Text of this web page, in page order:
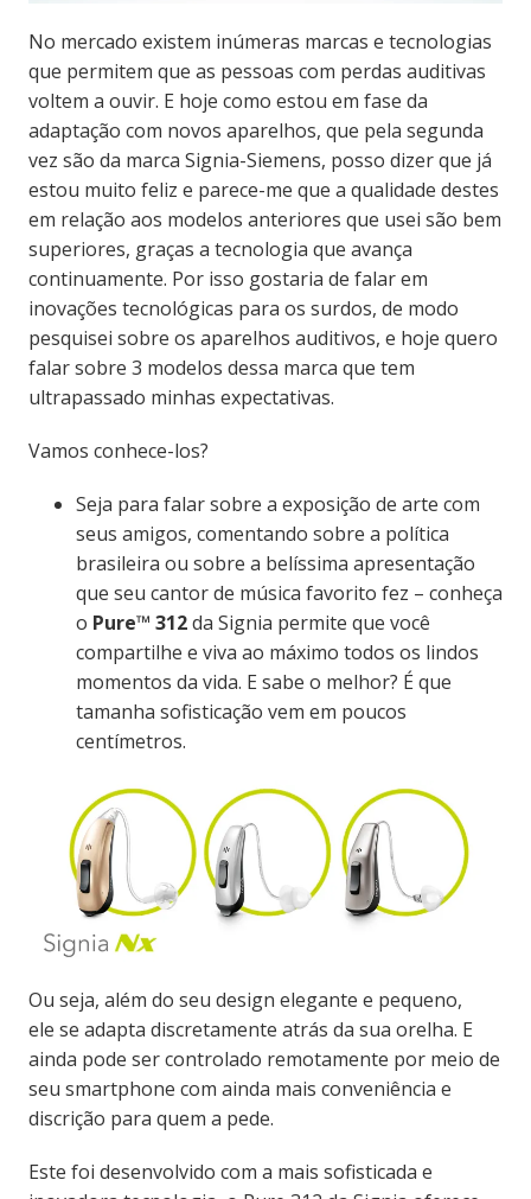
No mercado existem inúmeras marcas e tecnologias
que permitem que as pessoas com perdas auditivas
voltem a ouvir. E hoje como estou em fase da
adaptação com novos aparelhos, que pela segunda
vez são da marca Signia-Siemens, posso dizer que já
estou muito feliz e parece-me que a qualidade destes
em relação aos modelos anteriores que usei são bem
superiores, graças a tecnologia que avança
continuamente. Por isso gostaria de falar em
inovações tecnológicas para os surdos, de modo
pesquisei sobre os aparelhos auditivos, e hoje quero
falar sobre 3 modelos dessa marca que tem
ultrapassado minhas expectativas.
Vamos conhece-los?
Seja para falar sobre a exposição de arte com
seus amigos, comentando sobre a política
brasileira ou sobre a belíssima apresentação
que seu cantor de música favorito fez – conheça
o Pure™ 312da Signia permite que você
compartilhe e viva ao máximo todos os lindos
momentos da vida. E sabe o melhor? É que
tamanha sofisticação vem em poucos
centímetros.
Ou seja, além do seu design elegante e pequeno,
ele se adapta discretamente atrás da sua orelha. E
ainda pode ser controlado remotamente por meio de
seu smartphone com ainda mais conveniência e
discrição para quem a pede.
Este foi desenvolvido com a mais sofisticada e